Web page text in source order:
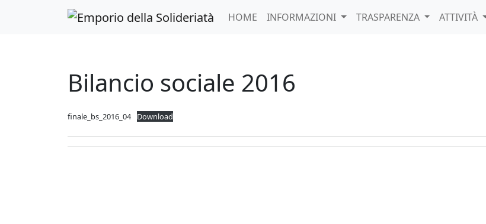
Skip to main content HOME INFORMAZIONI TRASPARENZA ATTIVITÀ
Bilancio sociale 2016
finale_bs_2016_04 Download